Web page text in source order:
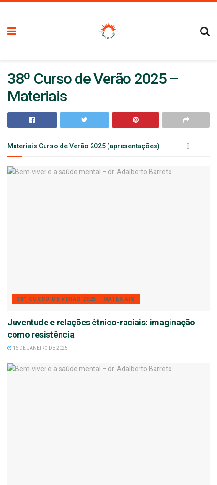
38º Curso de Verão 2025 –
Materiais
Materiais Curso de Verão 2025 (apresentações)
38° CURSO DE VERÃO 2025 - MATERIAIS
Juventude e relações étnico-raciais: imaginação
como resistência
16 DE JANEIRO DE 2025